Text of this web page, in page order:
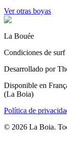
Ver otras boyas
La Bouée
Condiciones de surf
Desarrollado por
Disponible en
(La Boia)
Política de
© 2026 La Boia.